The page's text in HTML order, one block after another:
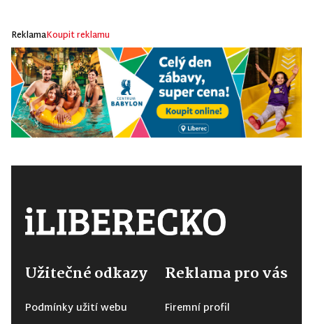
ReklamaKoupit reklamu
Užitečné odkazy
Podmínky užití webu
Reklama pro vás
Firemní profil